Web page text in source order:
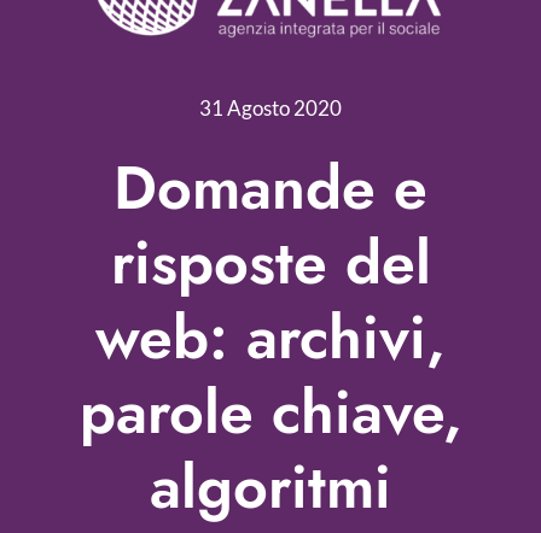
Servizi
Nonprofit Blog
Fundraising Academy
Multimedia
Come contattarci
31 Agosto 2020
Domande e
risposte del
web: archivi,
parole chiave,
algoritmi